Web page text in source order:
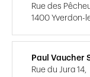
Rue des
1400 Yverdon-
Paul Vaucher
Rue du Jura 14,